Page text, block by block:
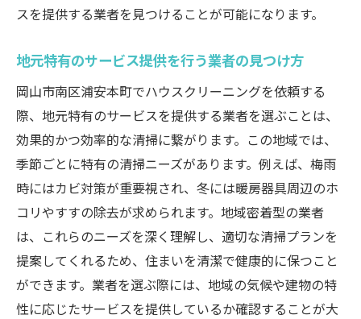
スを提供する業者を見つけることが可能になります。
地元特有のサービス提供を行う業者の見つけ方
岡山市南区浦安本町でハウスクリーニングを依頼する
際、地元特有のサービスを提供する業者を選ぶことは、
効果的かつ効率的な清掃に繋がります。この地域では、
季節ごとに特有の清掃ニーズがあります。例えば、梅雨
時にはカビ対策が重要視され、冬には暖房器具周辺のホ
コリやすすの除去が求められます。地域密着型の業者
は、これらのニーズを深く理解し、適切な清掃プランを
提案してくれるため、住まいを清潔で健康的に保つこと
ができます。業者を選ぶ際には、地域の気候や建物の特
性に応じたサービスを提供しているか確認することが大